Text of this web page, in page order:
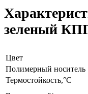
зеленый
Цвет
Полимерный носитель
Термостойкость,°С